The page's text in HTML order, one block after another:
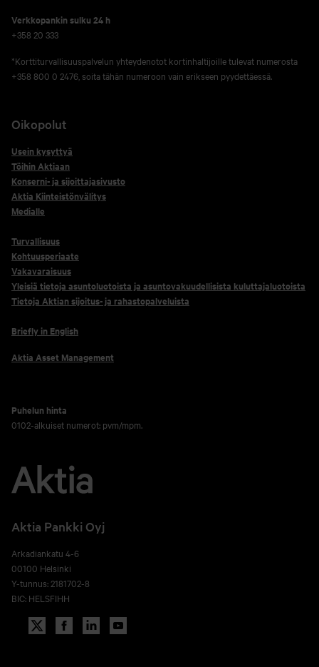
Verkko­pankin sulku 24 h
+358 20 333
*Korttiturvallisuuspalvelun yhteydenotot kortinhaltijoille tulevat numerosta
+358 800 0 2476, soita tähän numeroon vain erikseen pyydettäessä.
Oikopolut
Usein kysyttyä
Töihin Aktiaan
Konserni- ja sijoittajasivusto
Aktia Kiinteistönvälitys
Medialle
Turvallisuus
Kohtuusperiaate
Vakavaraisuus
Yleisiä tietoja asuntoluotoista ja asuntovakuudellisista kuluttajaluotoista
Tietoja Aktian sijoitus- ja rahastopalveluista
Briefly in English
Aktia Asset Management
Puhelun hinta
0102-alkuiset numerot: pvm/mpm.
Aktia Pankki Oyj
Arkadiankatu 4-6
00100 Helsinki
Y-tunnus: 2181702-8
BIC: HELSFIHH